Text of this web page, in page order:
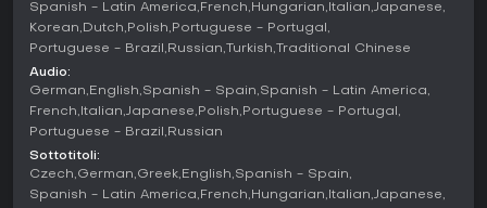
La modalità New Game+, introdotta con un update del 2018,
permette di rigiocare la storia conservando tutti i
potenziamenti, armature e abilità di una run precedente.
Questo aggiunge nuovi set di armature e nemici più tosti per
aumentare il valore di rigiocabilità.
PC Features
La versione PC supporta risoluzione 4K e framerate
sbloccato, con opzioni per ombre ad alta risoluzione e
riflessi migliorati. Include NVIDIA DLSS per prestazioni ottimali
Spanish - Latin America French Hungarian Italian Japanese
Korean Dutch Polish Portuguese - Portugal
Portuguese - Brazil
Russian Turkish
Traditional Chinese
Audio:
German English Spanish - Spain Spanish - Latin America
French Italian Japanese Polish Portuguese - Portugal
Portuguese - Brazil
Russian
Sottotitoli:
Czech German Greek English Spanish - Spain
Spanish - Latin America French Hungarian Italian Japanese